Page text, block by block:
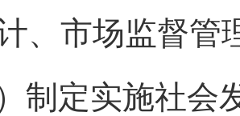
、市场监督管
）制定实施社